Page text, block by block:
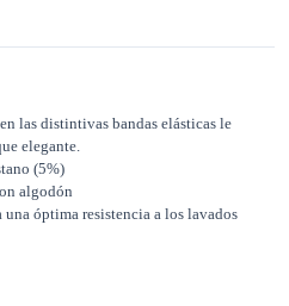
las distintivas bandas elásticas le
elegante.
(5%)
algodón
óptima resistencia a los lavados